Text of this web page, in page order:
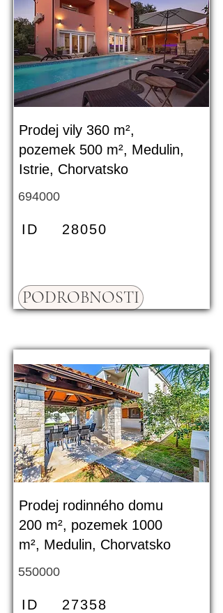
Prodej vily 360 m²,
pozemek 500 m², Medulin,
Istrie, Chorvatsko
694000
ID 28050
PODROBNOSTI
Prodej rodinného domu
200 m², pozemek 1000
m², Medulin, Chorvatsko
550000
ID 27358